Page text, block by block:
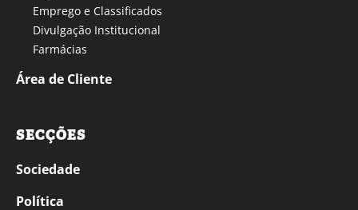
Emprego e Classificados
Divulgação Institucional
Farmácias
Área de Cliente
SECÇÕES
Sociedade
Política